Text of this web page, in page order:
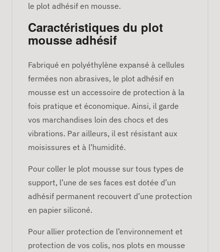
le plot adhésif en mousse.
Caractéristiques du plot
mousse adhésif
Fabriqué en polyéthylène expansé à cellules
fermées non abrasives, le plot adhésif en
mousse est un accessoire de protection à la
fois pratique et économique. Ainsi, il garde
vos marchandises loin des chocs et des
vibrations. Par ailleurs, il est résistant aux
moisissures et à l’humidité.
Pour coller le plot mousse sur tous types de
support, l’une de ses faces est dotée d’un
adhésif permanent recouvert d’une protection
en papier siliconé.
Pour allier protection de l’environnement et
protection de vos colis, nos plots en mousse